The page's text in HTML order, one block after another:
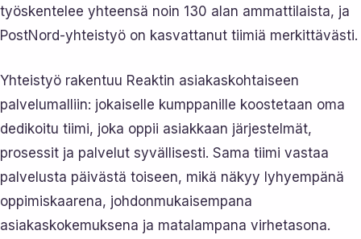
työskentelee yhteensä noin 130 alan ammattilaista, ja
PostNord-yhteistyö on kasvattanut tiimiä merkittävästi.
Yhteistyö rakentuu Reaktin asiakaskohtaiseen
palvelumalliin: jokaiselle kumppanille koostetaan oma
dedikoitu tiimi, joka oppii asiakkaan järjestelmät,
prosessit ja palvelut syvällisesti. Sama tiimi vastaa
palvelusta päivästä toiseen, mikä näkyy lyhyempänä
oppimiskaarena, johdonmukaisempana
asiakaskokemuksena ja matalampana virhetasona.